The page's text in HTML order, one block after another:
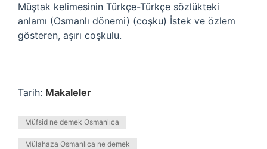
Müştak kelimesinin Türkçe-Türkçe sözlükteki
anlamı (Osmanlı dönemi) (coşku) İstek ve özlem
gösteren, aşırı coşkulu.
Tarih: Makaleler
Müfsid ne demek Osmanlıca
Mülahaza Osmanlıca ne demek